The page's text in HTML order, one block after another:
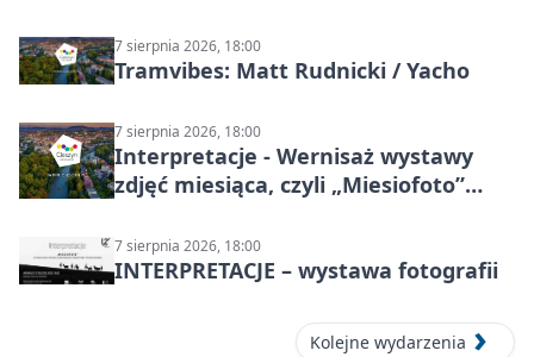
7 sierpnia 2026, 18:00
Tramvibes: Matt Rudnicki / Yacho
7 sierpnia 2026, 18:00
Interpretacje - Wernisaż wystawy
zdjęć miesiąca, czyli „Miesiofoto”
Fotograficznego
7 sierpnia 2026, 18:00
INTERPRETACJE – wystawa fotografii
Kolejne wydarzenia